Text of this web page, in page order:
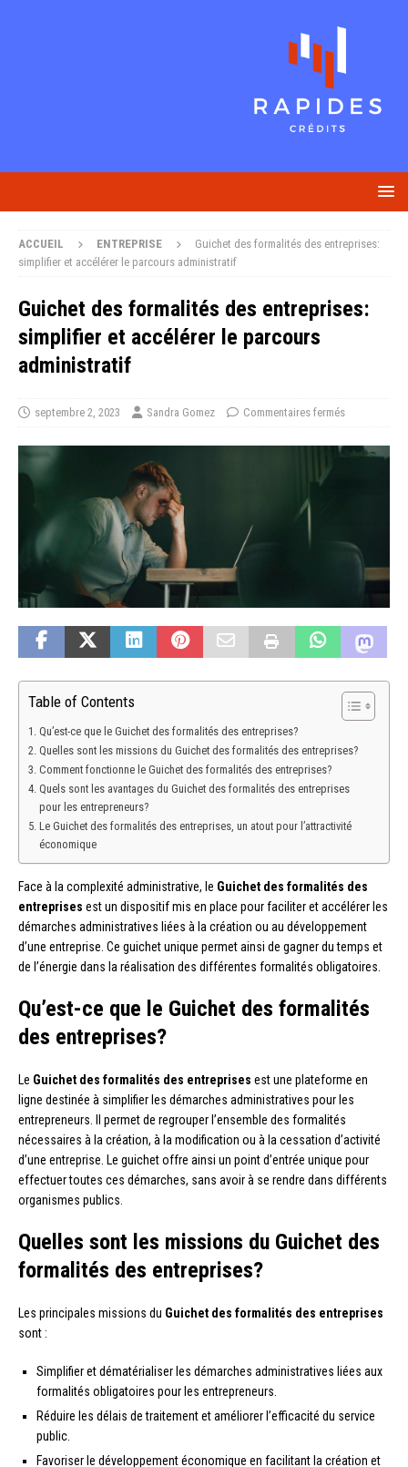
ACCUEIL ENTREPRISE
Guichet des formalités des entreprises:
simplifier et accélérer le parcours administratif
Guichet des formalités des entreprises:
simplifier et accélérer le parcours
administratif
septembre 2, 2023 Sandra Gomez Commentaires fermés
Table of Contents
Qu’est-ce que le Guichet des formalités des entreprises?
Quelles sont les missions du Guichet des formalités des entreprises?
Comment fonctionne le Guichet des formalités des entreprises?
Quels sont les avantages du Guichet des formalités des entreprises
pour les entrepreneurs?
Le Guichet des formalités des entreprises, un atout pour l’attractivité
économique
Face à la complexité administrative, le Guichet des formalités des
entreprises est un dispositif mis en place pour faciliter et accélérer les
démarches administratives liées à la création ou au développement
d’une entreprise. Ce guichet unique permet ainsi de gagner du temps et
de l’énergie dans la réalisation des différentes formalités obligatoires.
Qu’est-ce que le Guichet des formalités
des entreprises?
Le Guichet des formalités des entreprises est une plateforme en
ligne destinée à simplifier les démarches administratives pour les
entrepreneurs. Il permet de regrouper l’ensemble des formalités
nécessaires à la création, à la modification ou à la cessation d’activité
d’une entreprise. Le guichet offre ainsi un point d’entrée unique pour
effectuer toutes ces démarches, sans avoir à se rendre dans différents
organismes publics.
Quelles sont les missions du Guichet des
formalités des entreprises?
Les principales missions du Guichet des formalités des entreprises
sont :
Simplifier et dématérialiser les démarches administratives liées aux
formalités obligatoires pour les entrepreneurs.
Réduire les délais de traitement et améliorer l’efficacité du service
public.
Favoriser le développement économique en facilitant la création et